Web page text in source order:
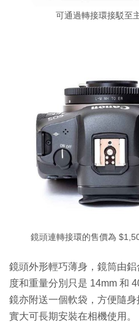
可通過轉接環接駁至
鏡頭連轉接環的售價為
鏡頭外形輕巧薄身，鏡筒由
度和重量分別只是 14mm 和
鏡亦附送一個軟袋，方便隨
實大可長期安裝在相機使用。